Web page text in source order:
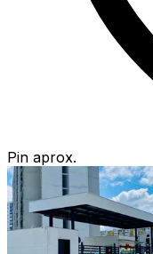
Pin aprox.